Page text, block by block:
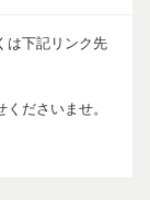
は下記リンク先
ださいませ。